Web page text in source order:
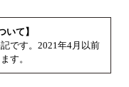
いて】
です。2021年4月以前
す。